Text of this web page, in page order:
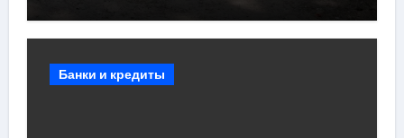
мероприятий и обустройства
Банки и кредиты